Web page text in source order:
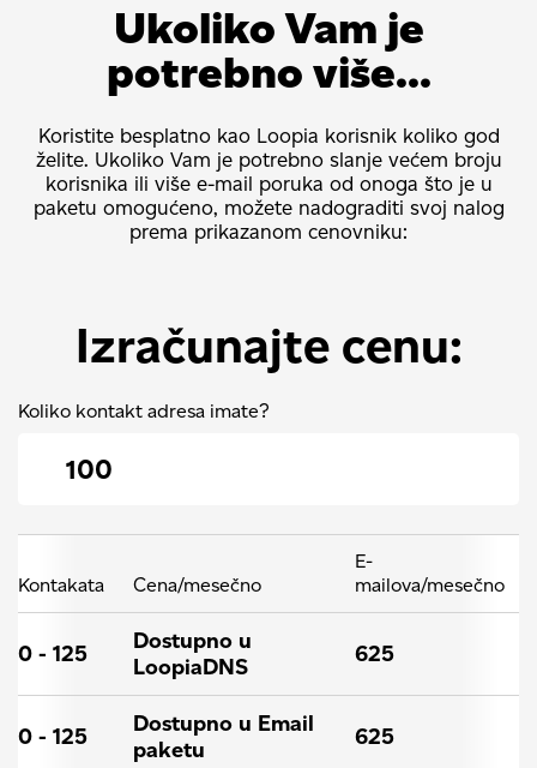
Ukoliko Vam je
potrebno više...
Koristite besplatno kao Loopia korisnik koliko god
želite. Ukoliko Vam je potrebno slanje većem broju
korisnika ili više e-mail poruka od onoga što je u
paketu omogućeno, možete nadograditi svoj nalog
prema prikazanom cenovniku:
Izračunajte cenu:
Koliko kontakt adresa imate?
Kontakata Cena/mesečno
E-
mailova/mesečno
0 - 125
Dostupno u
LoopiaDNS
625
0 - 125
Dostupno u Email
paketu
625